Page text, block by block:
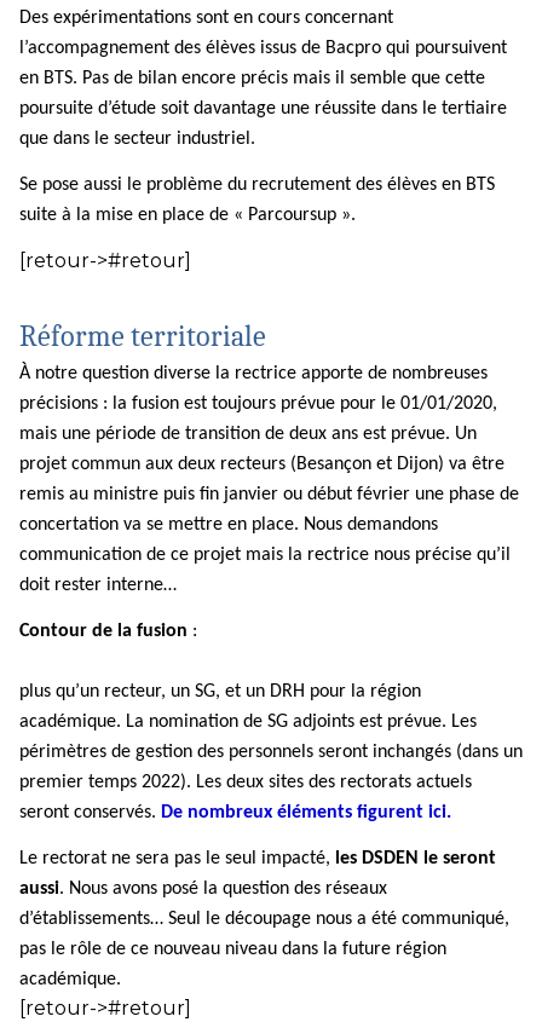
Des expérimentations sont en cours concernant
l’accompagnement des élèves issus de Bacpro qui poursuivent
en BTS. Pas de bilan encore précis mais il semble que cette
poursuite d’étude soit davantage une réussite dans le tertiaire
que dans le secteur industriel.
Se pose aussi le problème du recrutement des élèves en BTS
suite à la mise en place de « Parcoursup ».
[retour->#retour]
Réforme territoriale
À notre question diverse la rectrice apporte de nombreuses
précisions : la fusion est toujours prévue pour le 01/01/2020,
mais une période de transition de deux ans est prévue. Un
projet commun aux deux recteurs (Besançon et Dijon) va être
remis au ministre puis fin janvier ou début février une phase de
concertation va se mettre en place. Nous demandons
communication de ce projet mais la rectrice nous précise qu’il
doit rester interne…
Contour de la fusion :
plus qu’un recteur, un SG, et un DRH pour la région
académique. La nomination de SG adjoints est prévue. Les
périmètres de gestion des personnels seront inchangés (dans un
premier temps 2022). Les deux sites des rectorats actuels
seront conservés. De nombreux éléments figurent ici.
Le rectorat ne sera pas le seul impacté, les DSDEN le seront
aussi. Nous avons posé la question des réseaux
d’établissements… Seul le découpage nous a été communiqué,
pas le rôle de ce nouveau niveau dans la future région
académique.
[retour->#retour]